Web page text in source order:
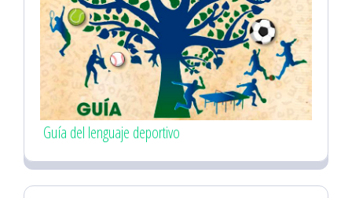
Guía del lenguaje deportivo